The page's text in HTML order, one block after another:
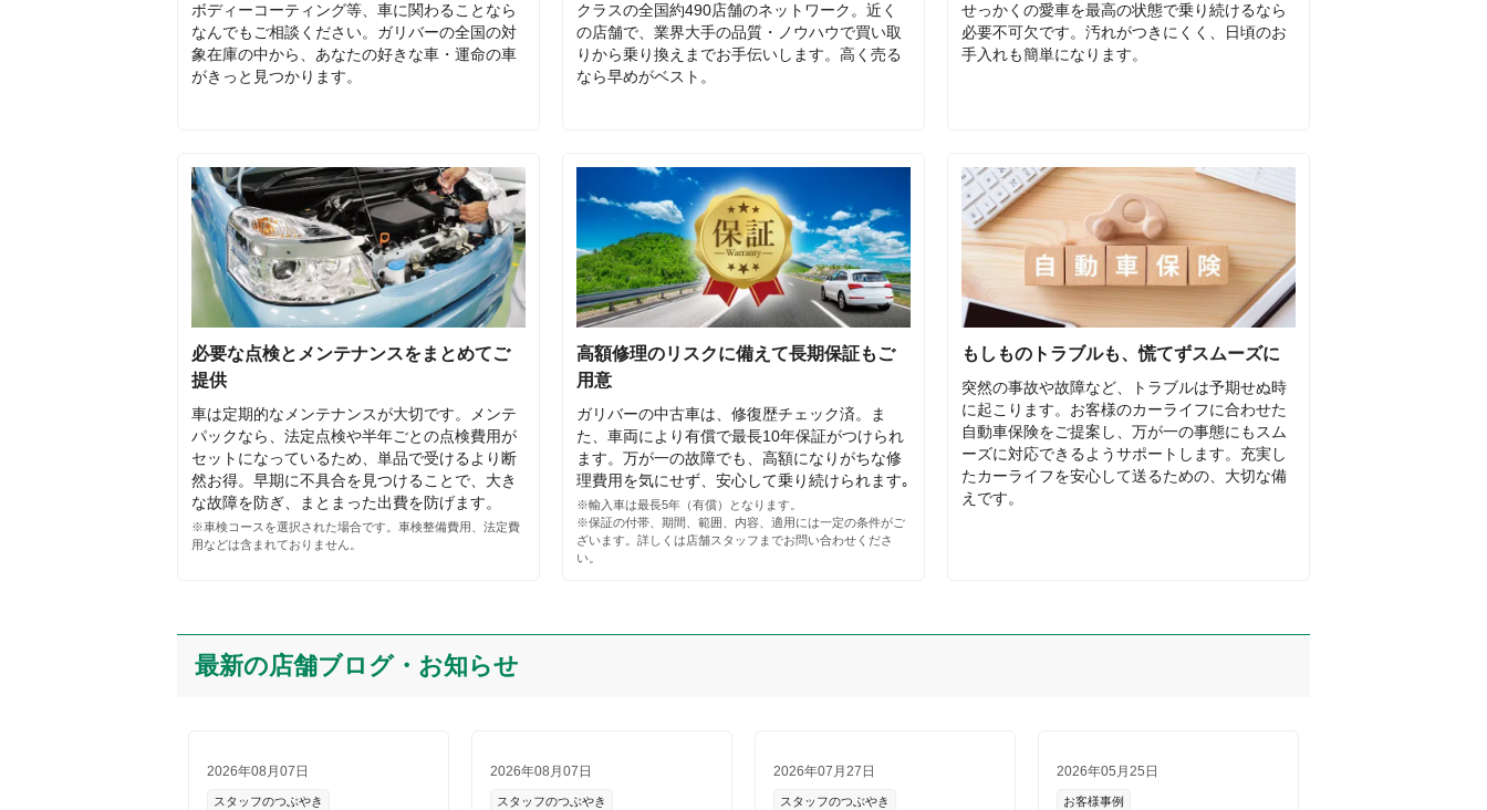
ボディーコーティング等、車に関わることなら
なんでもご相談ください。ガリバーの全国の対
象在庫の中から、あなたの好きな車・運命の車
がきっと見つかります。
クラスの全国約490店舗のネットワーク。近く
の店舗で、業界大手の品質・ノウハウで買い取
りから乗り換えまでお手伝いします。高く売る
なら早めがベスト。
せっかくの愛車を最高の状態で乗り続けるなら
必要不可欠です。汚れがつきにくく、日頃のお
手入れも簡単になります。
必要な点検とメンテナンスをまとめてご
提供
車は定期的なメンテナンスが大切です。メンテ
パックなら、法定点検や半年ごとの点検費用が
セットになっているため、単品で受けるより断
然お得。早期に不具合を見つけることで、大き
な故障を防ぎ、まとまった出費を防げます。
※車検コースを選択された場合です。車検整備費用、法定費
用などは含まれておりません。
高額修理のリスクに備えて長期保証もご
用意
ガリバーの中古車は、修復歴チェック済。ま
た、車両により有償で最長10年保証がつけられ
ます。万が一の故障でも、高額になりがちな修
理費用を気にせず、安心して乗り続けられます｡
※輸入車は最長5年（有償）となります。
※保証の付帯、期間、範囲、内容、適用には一定の条件がご
ざいます。詳しくは店舗スタッフまでお問い合わせくださ
い。
もしものトラブルも、慌てずスムーズに
突然の事故や故障など、トラブルは予期せぬ時
に起こります。お客様のカーライフに合わせた
自動車保険をご提案し、万が一の事態にもスム
ーズに対応できるようサポートします。充実し
たカーライフを安心して送るための、大切な備
えです。
最新の店舗ブログ・お知らせ
2026年08月07日
スタッフのつぶやき
2026年08月07日
スタッフのつぶやき
2026年07月27日
スタッフのつぶやき
2026年05月25日
お客様事例